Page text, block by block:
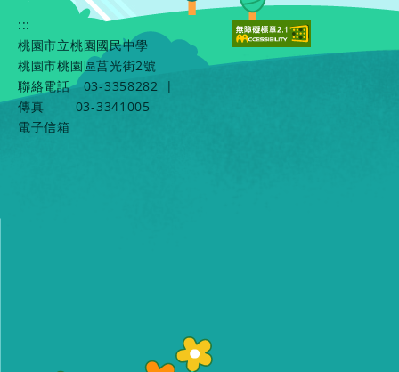
:::
桃園市立桃園國民中學
桃園市桃園區莒光街2號
聯絡電話
03-3358282
|
傳真
03-3341005
電子信箱